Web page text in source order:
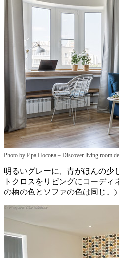
Photo by Ира Носова – Discover living room
明るいグレーに、青がほんの少
トクロスをリビングにコーディ
の柄の色とソファの色は同じ。)